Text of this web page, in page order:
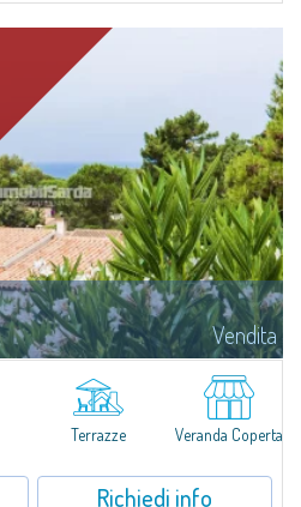
Vendita
a Rena Majore, suggestiva località
Teresa di Gallura, che prende il nome
situata a 1km...
Terrazze Veranda Coperta
Richiedi info